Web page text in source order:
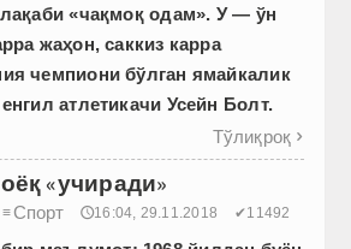
«чақмоқ одам». У — ўн
жаҳон, саккиз карра
чемпиони бўлган ямайкалик
атлетикачи Усейн Болт.
Тўлиқроқ 
«учиради»
≡Спорт 🕔16:04, 29.11.2018 ✔11492